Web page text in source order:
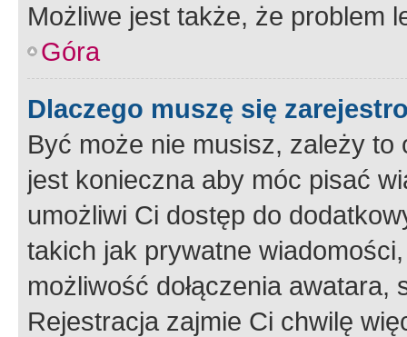
Możliwe jest także, że problem
Góra
Dlaczego muszę się
Być może nie musisz, zależy
jest konieczna aby móc pisać
umożliwi Ci dostęp do
takich jak prywatne
możliwość dołączenia
Rejestracja zajmie Ci chwilę